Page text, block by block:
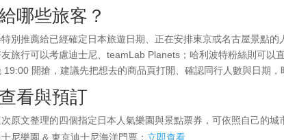
哪些旅客？
別推薦給已經確定日本旅遊日期、正在安排東京或名古屋景點的
旅行可以考慮迪士尼、teamLab Planets；哈利波特粉絲則可以
19:00 開搶，建議先把想去的商品頁打開、確認同行人數與日期
看與預訂
原文整理的四個指定日本人氣樂園與景點票券，可依照自己的城
尼樂園 & 東京迪士尼海洋門票： 立即查看